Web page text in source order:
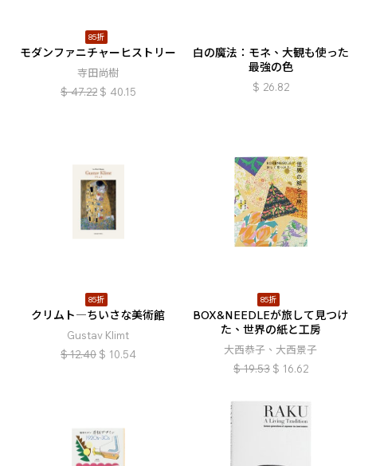
85折
モダンファニチャーヒストリー
寺田尚樹
$ 47.22 $ 40.15
白の魔法：モネ、大観も使った
最強の色
$ 26.82
85折
クリムト―ちいさな美術館
Gustav Klimt
$ 12.40 $ 10.54
85折
BOX&NEEDLEが旅して見つけ
た、世界の紙と工房
大西恭子、大西景子
$ 19.53 $ 16.62